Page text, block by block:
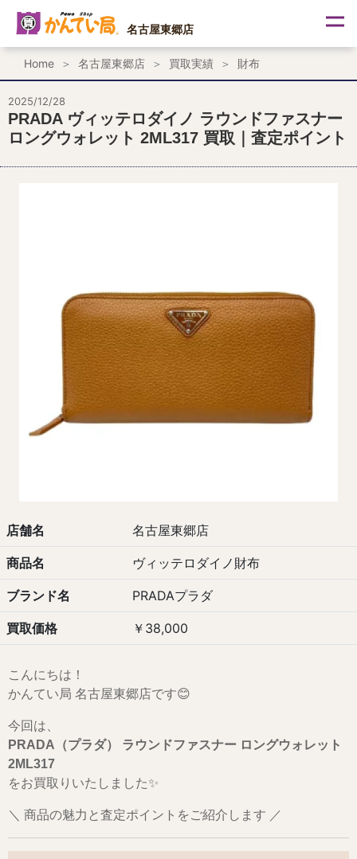
ス
ッ
プ
名古屋東郷店
Home 名古屋東郷店 買取実績 財布
2025/12/28
PRADA ヴィッテロダイノ ラウンドファスナー
ロングウォレット 2ML317 買取｜査定ポイント
店舗名 名古屋東郷店
商品名 ヴィッテロダイノ財布
ブランド名 PRADAプラダ
買取価格 ￥38,000
こんにちは！
かんてい局 名古屋東郷店です😊
今回は、
PRADA（プラダ） ラウンドファスナー ロングウォレット
2ML317
をお買取りいたしました✨
＼ 商品の魅力と査定ポイントをご紹介します ／